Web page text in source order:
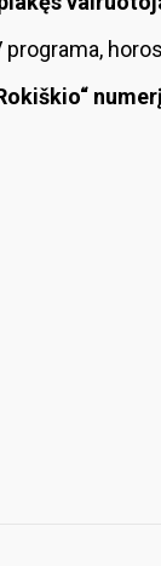
programa,